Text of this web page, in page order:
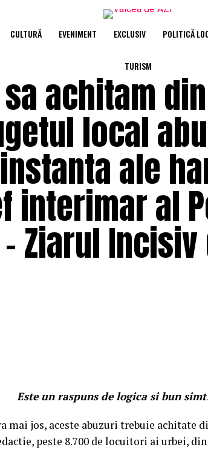
CULTURĂ EVENIMENT EXCLUSIV POLITICĂ
TURISM
achitam
local
ale
interimar al
Ziarul Incisiv
Este un raspuns de logica si bun
mai jos, aceste abuzuri trebuie achitate
peste 8.700 de locuitori ai urbei, din